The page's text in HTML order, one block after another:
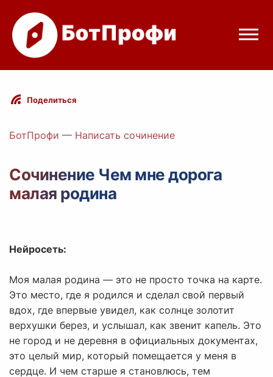
Режимы бота
Цены
Вход с Telegram
Поделиться
БотПрофи — Написать сочинение
Сочинение Чем мне дорога
малая родина
Нейросеть:
Моя малая родина — это не просто точка на карте.
Это место, где я родился и сделал свой первый
вдох, где впервые увидел, как солнце золотит
верхушки берез, и услышал, как звенит капель. Это
не город и не деревня в официальных документах,
это целый мир, который помещается у меня в
сердце. И чем старше я становлюсь, тем